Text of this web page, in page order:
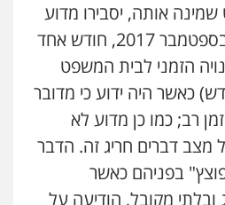
אותה, יסבירו מדוע
מונתה כמותב בתיק בספטמבר 2017, חודש אחד
הזמני לבית המשפט
כאשר היה ידוע כי מדובר
רב; כמו כן מדוע לא
מצב דברים חריג זה. הדבר
בפניהם כאשר
מקובל, הודיעה על